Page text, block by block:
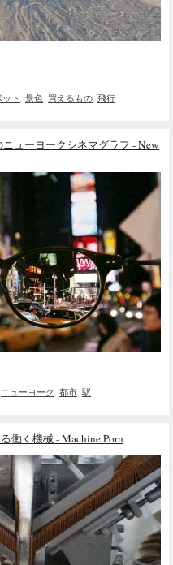
ット, 景色, 買えるもの, 飛行
ューヨークシネマグラフ - New
ニューヨーク 都市 駅
働く機械 - Machine Porn